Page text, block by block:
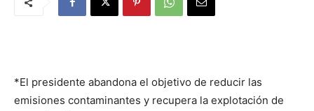
*El presidente abandona el objetivo de reducir las
emisiones contaminantes y recupera la explotación de